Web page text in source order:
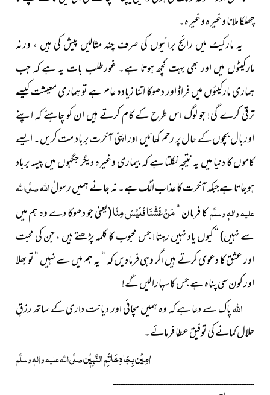
چھلکا ملانا وغیرہ وغیرہ۔
یہ مارکیٹ میں رائج برائیوں کی صرف چند مثالیں پیش کی ہیں ، ورنہ
مارکیٹوں میں اور بھی بہت کچھ ہوتا ہے۔ غورطلب بات یہ ہے کہ جب
ہماری مارکیٹوں میں فراڈ اور دھوکا اتنا زیادہ عام ہے تو ہماری معیشت کیسے
ترقی کرے گی! جو لوگ اس طرح کے کام کرتے ہیں ان کو چاہئے کہ اپنے
اوربال بچوں کے حال پر رحم کھائیں اور اپنی آخرت برباد مت کریں۔ ایسے
کاموں کا دنیا میں یہ نتیجہ نکلتا ہے کہ بیماری وغیرہ دیگر جگہوں میں پیسہ برباد
ہوجاتا ہےجبکہ آخرت کا عذاب الگ ہے۔ نہ جانے ہمیں رسولُاللہصلَّی اللہ
علیہ واٰلہٖ وسلَّمکا فرمان “مَنْ غَشَّنَا فَلَیْسَ مِنَّا(یعنی جو دھوکا دے وہ ہم میں
سے نہیں)“ کیوں یاد نہیں رہتا! جس محبوب کا کلمہ پڑھتے ہیں ، جن کی محبت
اور عشق کا دعویٰ کرتے ہیں اگر وہی فرمادیں کہ “ یہ ہم میں سے نہیں “ تو بھلا
اور کون سی پناہ ہے جس کا سہارا لیں گے!
اللہپاک سے دعا ہے کہ وہ ہمیں سچائی اور دیانت داری کے ساتھ رزقِ
حلال کمانے کی توفیق عطا فرمائے۔
اٰمِیْن بِجَاہِ خَاتَمِ النَّبِیّٖنصلَّی اللہ علیہ واٰلہٖ وسلَّم
ــــــــــــــــــــــــــــــــــــــــــــــــــــــــــــــــــــــــــــــ